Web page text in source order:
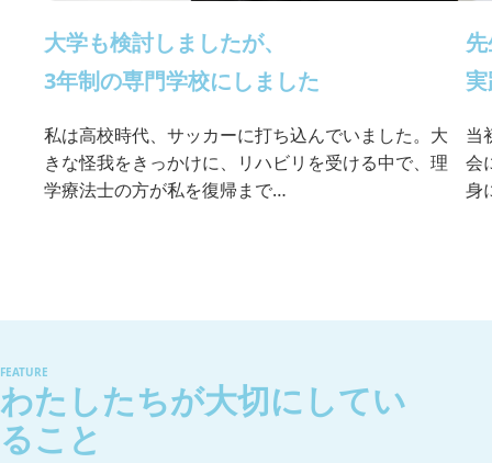
大学も検討しましたが、
3年制の専門学校にしました
私は高校時代、サッカーに打ち込んでいました。大
きな怪我をきっかけに、リハビリを受ける中で、理
学療法士の方が私を復帰まで…
当
会
身
FEATURE
わたしたちが大切にしてい
ること